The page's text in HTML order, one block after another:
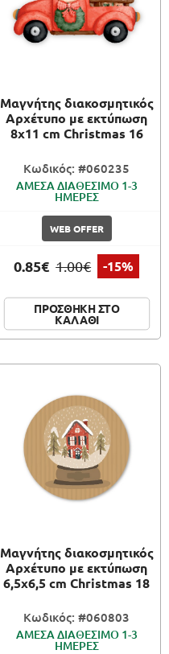
Μαγνήτης διακοσμητικός
Αρχέτυπο με εκτύπωση
8x11 cm Christmas 16
Κωδικός: #060235
ΑΜΕΣΑ ΔΙΑΘΕΣΙΜΟ 1-3
ΗΜΕΡΕΣ
WEB OFFER
0.85€ 1.00€ -15%
ΠΡΟΣΘΗΚΗ ΣΤΟ
ΚΑΛΑΘΙ
Μαγνήτης διακοσμητικός
Αρχέτυπο με εκτύπωση
6,5x6,5 cm Christmas 18
Κωδικός: #060803
ΑΜΕΣΑ ΔΙΑΘΕΣΙΜΟ 1-3
ΗΜΕΡΕΣ